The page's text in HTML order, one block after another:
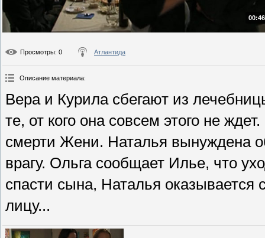
Просмотры: 0 Атлантида
Описание материала:
Вера и Курила сбегают из
те, от кого она совсем этого не
смерти Жени. Наталья вынуждена
врагу. Ольга сообщает Илье, что
спасти сына, Наталья
лицу...